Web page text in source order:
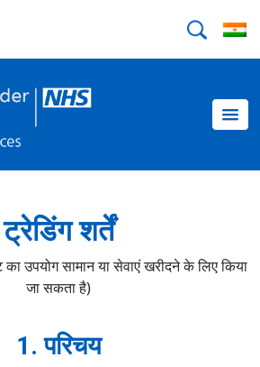
ट्रेडिंग शर्तें
उपयोग सामान या सेवाएं खरीदने के लिए किया
जा सकता है)
1. परिचय